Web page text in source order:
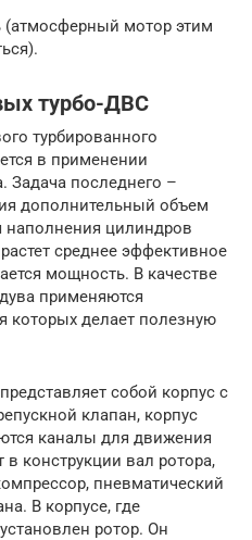
мотор этим
турбо-ДВС
турбированного
в применении
Задача последнего –
дополнительный объем
наполнения цилиндров
среднее эффективное
мощность. В качестве
применяются
которых делает полезную
собой корпус с
клапан, корпус
каналы для движения
в конструкции вал ротора,
пневматический
В корпусе, где
ротор. Он